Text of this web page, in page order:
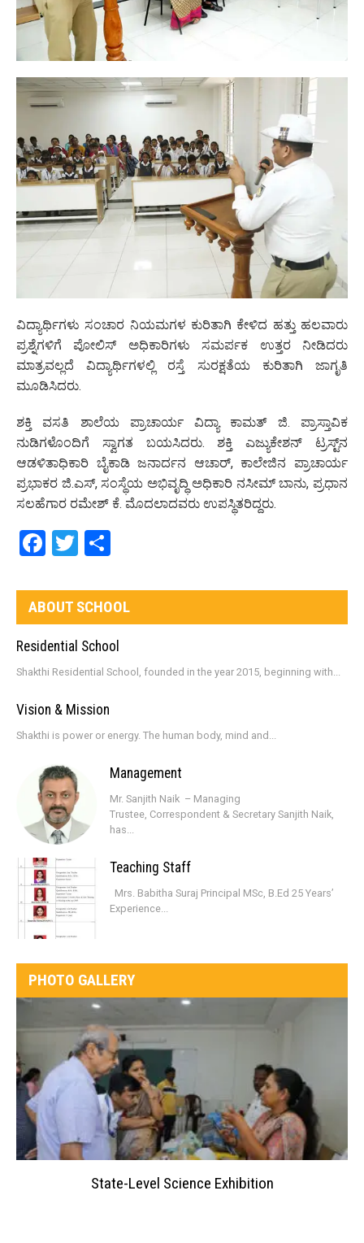
ವಿದ್ಯಾರ್ಥಿಗಳು ಸಂಚಾರ ನಿಯಮಗಳ ಕುರಿತಾಗಿ ಕೇಳಿದ ಹತ್ತು ಹಲವಾರು
ಪ್ರಶ್ನೆಗಳಿಗೆ ಪೋಲಿಸ್ ಅಧಿಕಾರಿಗಳು ಸಮರ್ಪಕ ಉತ್ತರ ನೀಡಿದರು
ಮಾತ್ರವಲ್ಲದೆ ವಿದ್ಯಾರ್ಥಿಗಳಲ್ಲಿ ರಸ್ತೆ ಸುರಕ್ಷತೆಯ ಕುರಿತಾಗಿ ಜಾಗೃತಿ
ಮೂಡಿಸಿದರು.
ಶಕ್ತಿ ವಸತಿ ಶಾಲೆಯ ಪ್ರಾಚಾರ್ಯ ವಿದ್ಯಾ ಕಾಮತ್ ಜಿ. ಪ್ರಾಸ್ತಾವಿಕ
ನುಡಿಗಳೊಂದಿಗೆ ಸ್ವಾಗತ ಬಯಸಿದರು. ಶಕ್ತಿ ಎಜ್ಯುಕೇಶನ್ ಟ್ರಸ್ಟ್‌ನ
ಆಡಳಿತಾಧಿಕಾರಿ ಬೈಕಾಡಿ ಜನಾರ್ದನ ಆಚಾರ್, ಕಾಲೇಜಿನ ಪ್ರಾಚಾರ್ಯ
ಪ್ರಭಾಕರ ಜಿ.ಎಸ್, ಸಂಸ್ಥೆಯ ಅಭಿವೃದ್ಧಿ ಅಧಿಕಾರಿ ನಸೀಮ್ ಬಾನು, ಪ್ರಧಾನ
ಸಲಹೆಗಾರ ರಮೇಶ್ ಕೆ. ಮೊದಲಾದವರು ಉಪಸ್ಥಿತರಿದ್ದರು.
Facebook
Twitter
ABOUT SCHOOL
Residential School
Shakthi Residential School, founded in the year 2015, beginning with...
Vision & Mission
Shakthi is power or energy. The human body, mind and...
Management
Mr. Sanjith Naik – Managing
Trustee, Correspondent & Secretary Sanjith Naik,
has...
Teaching Staff
Mrs. Babitha Suraj Principal MSc, B.Ed 25 Years’
Experience...
PHOTO GALLERY
State-Level Science Exhibition